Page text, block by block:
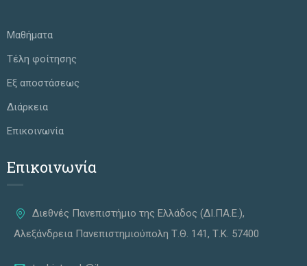
Μαθήματα
Τέλη φοίτησης
Εξ αποστάσεως
Διάρκεια
Επικοινωνία
Επικοινωνία
Διεθνές Πανεπιστήμιο της Ελλάδος (ΔΙ.ΠΑ.Ε.),
Αλεξάνδρεια Πανεπιστημιούπολη Τ.Θ. 141, Τ.Κ. 57400